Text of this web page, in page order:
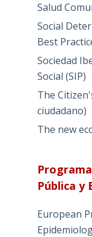
Salud
Social
Best
Sociedad
Social (SIP)
The
ciudadano)
The new
Pública y
European